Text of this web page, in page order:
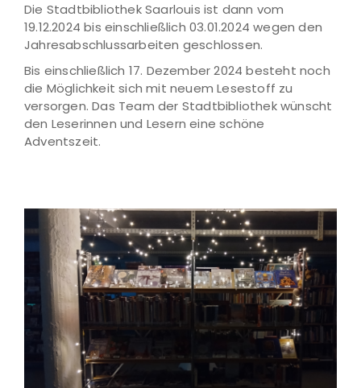
Die Stadtbibliothek Saarlouis ist dann vom
19.12.2024 bis einschließlich 03.01.2024 wegen den
Jahresabschlussarbeiten geschlossen.
Bis einschließlich 17. Dezember 2024 besteht noch
die Möglichkeit sich mit neuem Lesestoff zu
versorgen. Das Team der Stadtbibliothek wünscht
den Leserinnen und Lesern eine schöne
Adventszeit.